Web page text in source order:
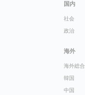
国内
社会
政治
海外
海外総合
韓国
中国